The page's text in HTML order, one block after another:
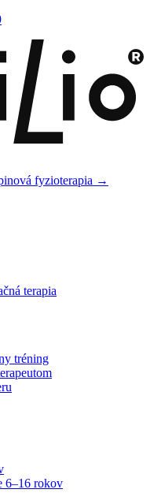
fyzioterapia →
terapia
tréning
6–16 rokov